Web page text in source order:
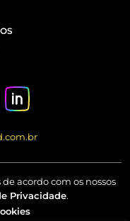
acordo com os nossos
Privacidade.